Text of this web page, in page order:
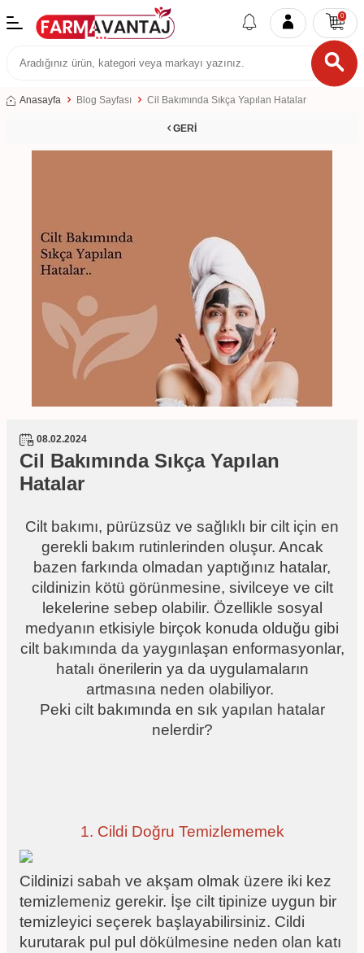
0
Anasayfa Blog Sayfası Cil Bakımında Sıkça Yapılan Hatalar
GERI
08.02.2024
Cil Bakımında Sıkça Yapılan
Hatalar
Cilt bakımı, pürüzsüz ve sağlıklı bir cilt için en
gerekli bakım rutinlerinden oluşur. Ancak
bazen farkında olmadan yaptığınız hatalar,
cildinizin kötü görünmesine, sivilceye ve cilt
lekelerine sebep olabilir. Özellikle sosyal
medyanın etkisiyle birçok konuda olduğu gibi
cilt bakımında da yaygınlaşan enformasyonlar,
hatalı önerilerin ya da uygulamaların
artmasına neden olabiliyor.
Peki cilt bakımında en sık yapılan hatalar
nelerdir?
1. Cildi Doğru Temizlememek
Cildinizi sabah ve akşam olmak üzere iki kez
temizlemeniz gerekir. İşe cilt tipinize uygun bir
temizleyici seçerek başlayabilirsiniz. Cildi
kurutarak pul pul dökülmesine neden olan katı